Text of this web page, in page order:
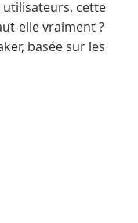
utilisateurs, cette
elle vraiment ?
basée sur les